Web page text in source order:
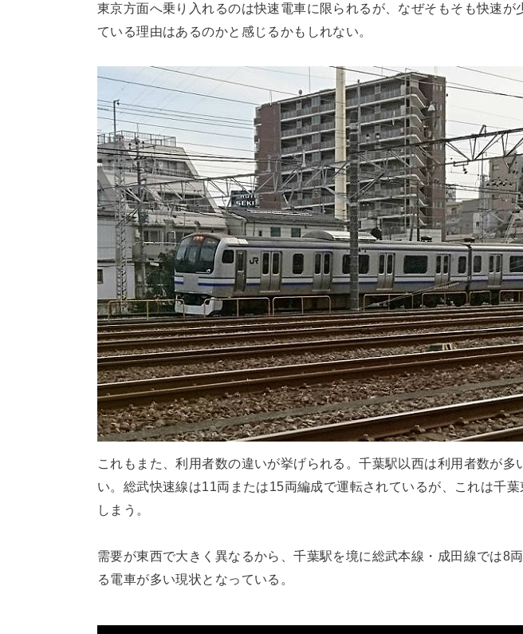
東京方面へ乗り入れるのは快速電車に限られるが、なぜそもそも快速が
ている理由はあるのかと感じるかもしれない。
これもまた、利用者数の違いが挙げられる。千葉駅以西は利用者数が多
い。総武快速線は11両または15両編成で運転されているが、これは千
しまう。
需要が東西で大きく異なるから、千葉駅を境に総武本線・成田線では8
る電車が多い現状となっている。